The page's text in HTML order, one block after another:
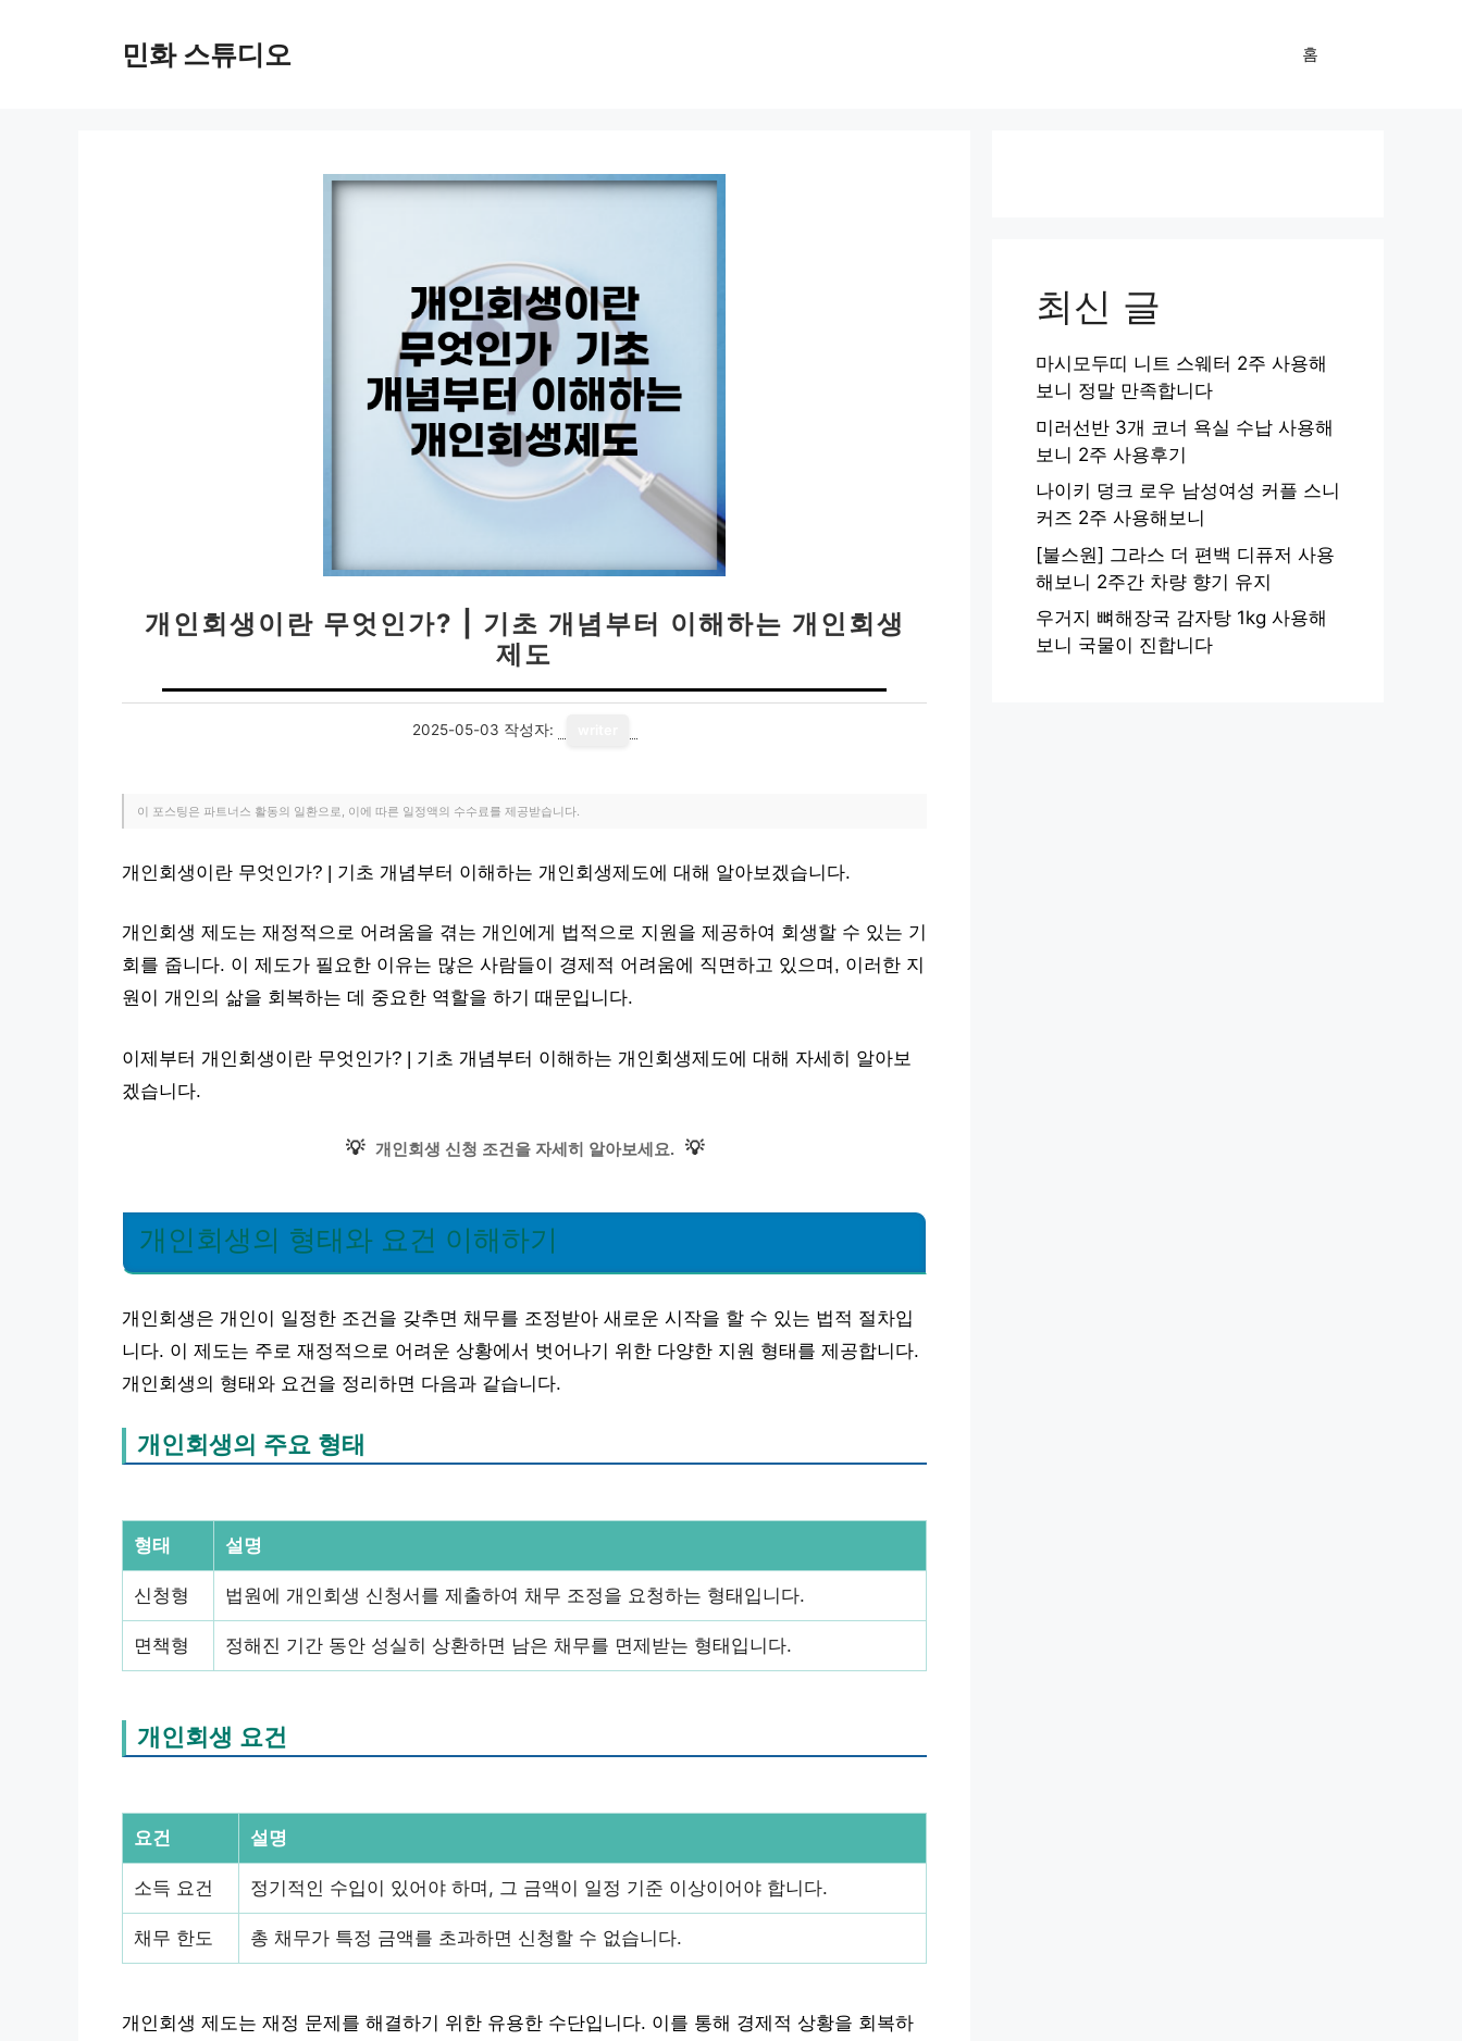
민화 스튜디오 홈
개인회생이란 무엇인가? | 기초 개념부터 이해하는 개인회생
제도
2025-05-03 작성자:
이 포스팅은 파트너스 활동의 일환으로, 이에 따른 일정액의 수수료를 제공받습니다.
개인회생이란 무엇인가? | 기초 개념부터 이해하는 개인회생제도에 대해 알아보겠습니다.
개인회생 제도는 재정적으로 어려움을 겪는 개인에게 법적으로 지원을 제공하여 회생할 수 있는 기
회를 줍니다. 이 제도가 필요한 이유는 많은 사람들이 경제적 어려움에 직면하고 있으며, 이러한 지
원이 개인의 삶을 회복하는 데 중요한 역할을 하기 때문입니다.
이제부터 개인회생이란 무엇인가? | 기초 개념부터 이해하는 개인회생제도에 대해 자세히 알아보
겠습니다.
💡 개인회생 신청 조건을 자세히 알아보세요. 💡
개인회생의 형태와 요건 이해하기
개인회생은 개인이 일정한 조건을 갖추면 채무를 조정받아 새로운 시작을 할 수 있는 법적 절차입
니다. 이 제도는 주로 재정적으로 어려운 상황에서 벗어나기 위한 다양한 지원 형태를 제공합니다.
개인회생의 형태와 요건을 정리하면 다음과 같습니다.
개인회생의 주요 형태
형태 설명
신청형 법원에 개인회생 신청서를 제출하여 채무 조정을 요청하는 형태입니다.
면책형 정해진 기간 동안 성실히 상환하면 남은 채무를 면제받는 형태입니다.
개인회생 요건
요건 설명
소득 요건 정기적인 수입이 있어야 하며, 그 금액이 일정 기준 이상이어야 합니다.
채무 한도 총 채무가 특정 금액를 초과하면 신청할 수 없습니다.
개인회생 제도는 재정 문제를 해결하기 위한 유용한 수단입니다. 이를 통해 경제적 상황을 회복하
최신 글
마시모두띠 니트 스웨터 2주 사용해
보니 정말 만족합니다
미러선반 3개 코너 욕실 수납 사용해
보니 2주 사용후기
나이키 덩크 로우 남성여성 커플 스니
커즈 2주 사용해보니
[불스원] 그라스 더 편백 디퓨저 사용
해보니 2주간 차량 향기 유지
우거지 뼈해장국 감자탕 1kg 사용해
보니 국물이 진합니다